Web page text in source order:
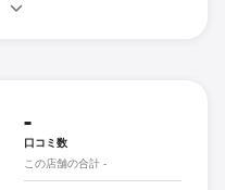
-
口コミ数
この店舗の合計 -